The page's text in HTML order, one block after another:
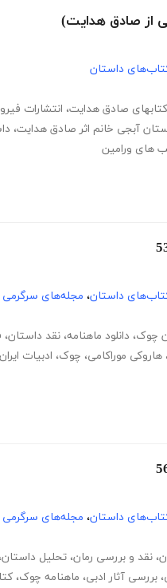
از صادق هدایت)
کتاب‌های داستان
کتابهای صادق هدایت، انتشارات
آبجی خانم اثر صادق هدایت،
های ورامین
کتاب‌های داستان، مجله‌های سرگرمی
چوک، دانلود ماهنامه، نقد داستان،
هاروکی موراکامی، چوک، ادبیات ایران
کتاب‌های داستان، مجله‌های سرگرمی
، نقد و بررسی رمان، تحلیل داستان،
، بررسی آثار ادبی، ماهنامه چوک،